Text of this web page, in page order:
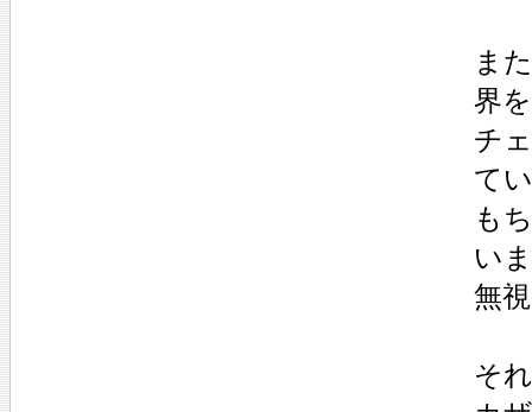
ま
界
チ
て
も
い
無
そ